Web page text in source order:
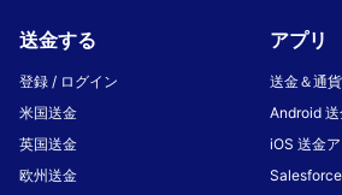
送金する
登録 / ログイン
米国送金
英国送金
欧州送金
アプリ
送金＆通
Android 送
iOS 送金ア
Salesforce